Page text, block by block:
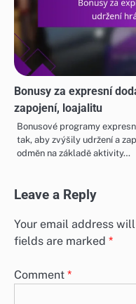
Bonusy za expresní
zapojení, loajalitu
Bonusové programy
tak, aby zvýšily udržení a
odměn na základě aktivity…
Leave a Reply
Your email address
fields are marked *
Comment *